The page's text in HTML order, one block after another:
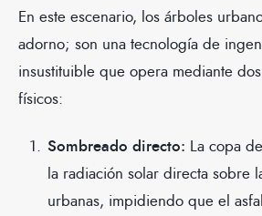
En este escenario, los árboles
adorno; son una tecnología de
insustituible que opera mediante
físicos:
Sombreado directo: La copa
la radiación solar directa sobre
urbanas, impidiendo que el